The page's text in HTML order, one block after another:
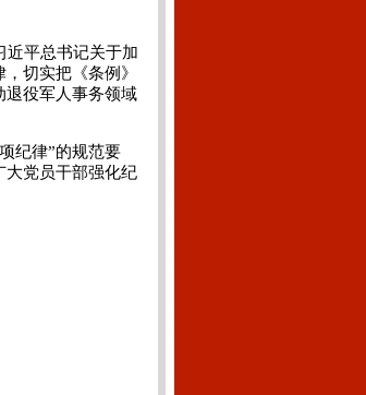
平总书记关于加
切实把《条例》
退役军人事务领域
纪律”的规范要
大党员干部强化纪